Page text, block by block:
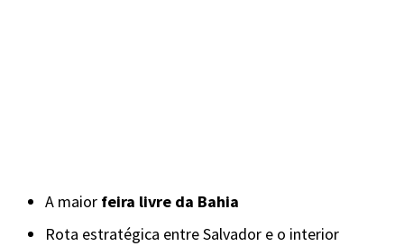
A maior feira livre da Bahia
Rota estratégica entre Salvador e o interior